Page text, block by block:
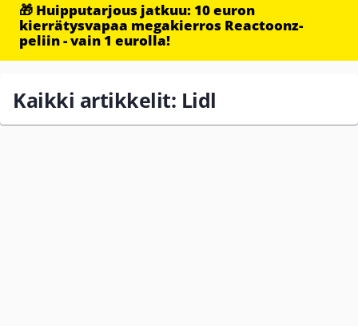
🎁 Huipputarjous jatkuu: 10 euron
kierrätysvapaa megakierros Reactoonz-
peliin - vain 1 eurolla!
Kaikki artikkelit: Lidl